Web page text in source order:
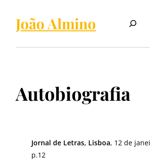
João Almino
Autobiografia
Jornal de Letras, Lisboa, 12 de
p.12